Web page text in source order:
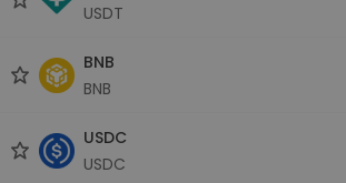
USDT
BNB
BNB
USDC
USDC